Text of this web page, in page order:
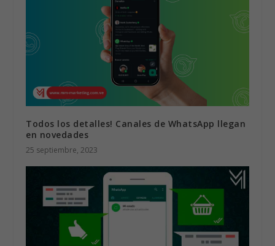
Todos los detalles! Canales de WhatsApp llegan
en novedades
25 septiembre, 2023